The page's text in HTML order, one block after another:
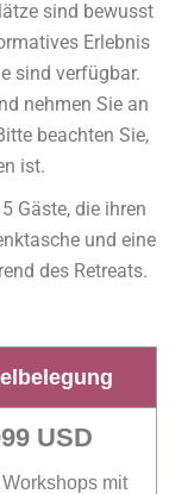
sind bewusst
Erlebnis
sind verfügbar.
nehmen Sie an
beachten Sie,
ist.
Gäste, die ihren
und eine
des Retreats.
USD
mit